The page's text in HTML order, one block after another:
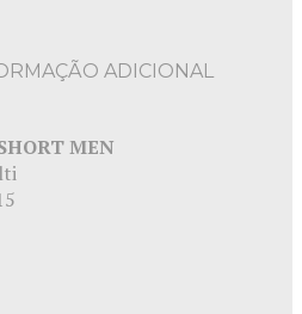
ADICIONAL
MEN